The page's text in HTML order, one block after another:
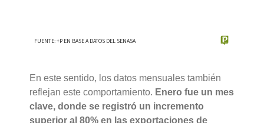
En este sentido, los datos mensuales también
reflejan este comportamiento. Enero fue un mes
clave, donde se registró un incremento
superior al 80% en las exportaciones de